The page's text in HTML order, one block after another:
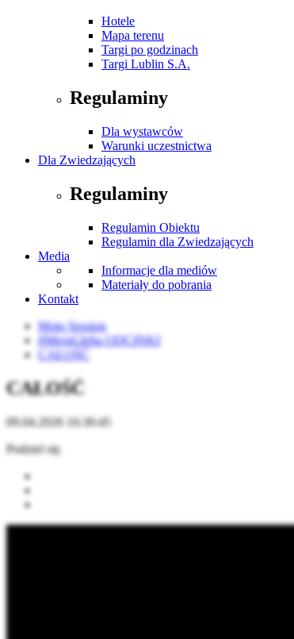
Hotele
Mapa terenu
Targi po godzinach
Targi Lublin S.A.
Regulaminy
Dla wystawców
Warunki uczestnictwa
Dla Zwiedzających
Regulaminy
Regulamin Obiektu
Regulamin dla Zwiedzających
Media
Informacje dla mediów
Materiały do pobrania
Kontakt
Moto Session
#MisjaGleba ODCINKI
CAŁOŚĆ
CAŁOŚĆ
09.04.2026 16:30:45
Podziel się